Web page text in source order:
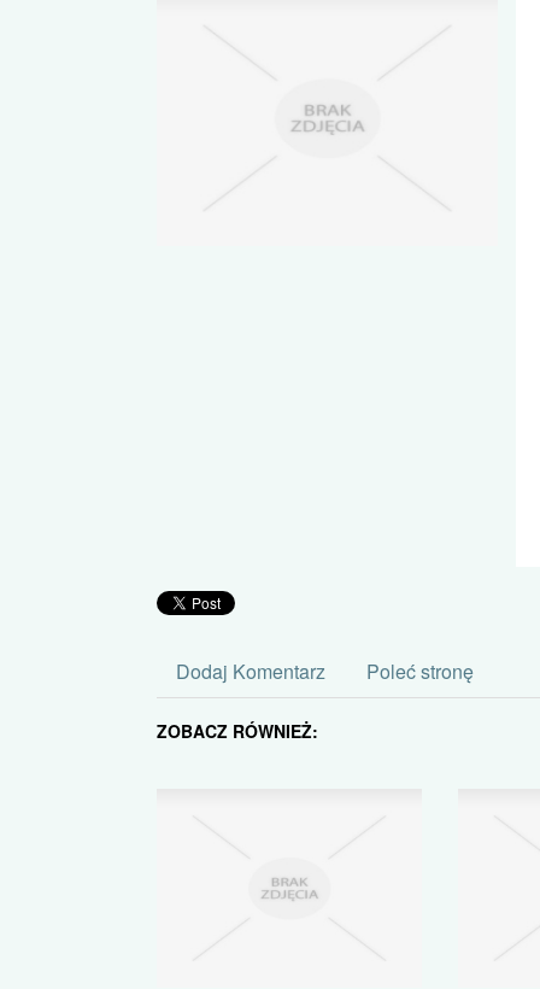
Dodaj Komentarz Poleć stronę
ZOBACZ RÓWNIEŻ: